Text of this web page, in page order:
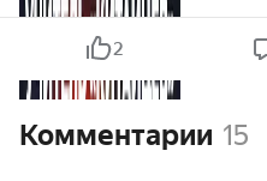
2
Комментарии 15